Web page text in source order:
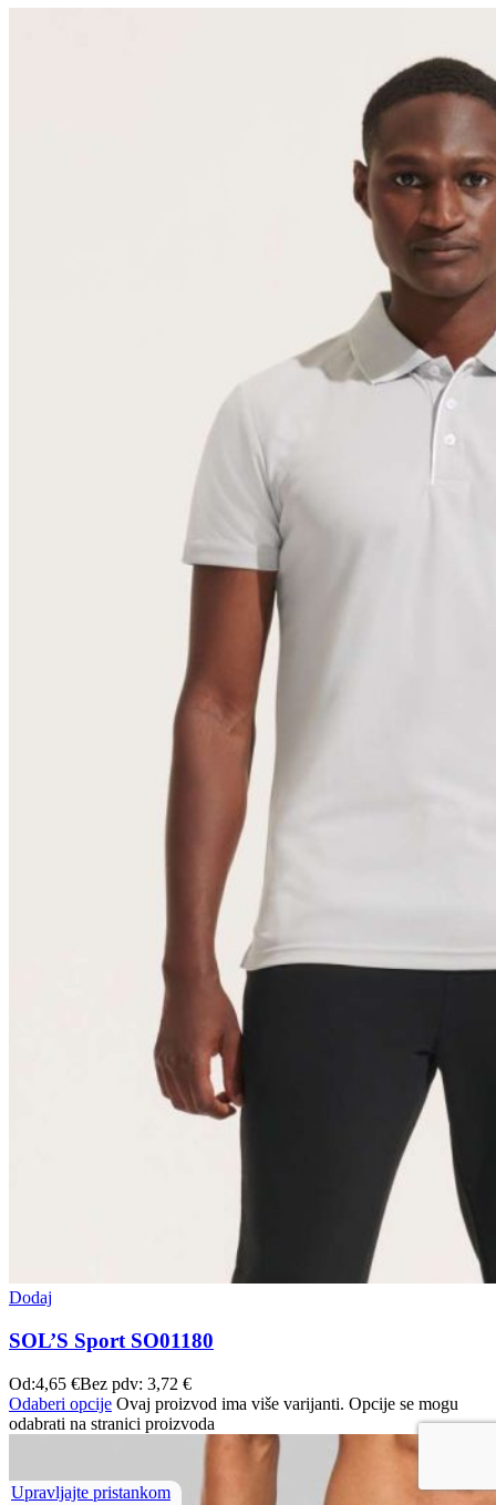
Dodaj
SOL’S Sport SO01180
Od:4,65 €Bez pdv: 3,72 €
Odaberi opcije Ovaj proizvod ima više varijanti. Opcije se mogu
odabrati na stranici proizvoda
Upravljajte pristankom